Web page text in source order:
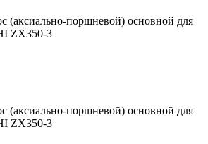
(аксиально-поршневой) основной для
ZX350-3
(аксиально-поршневой) основной для
ZX350-3